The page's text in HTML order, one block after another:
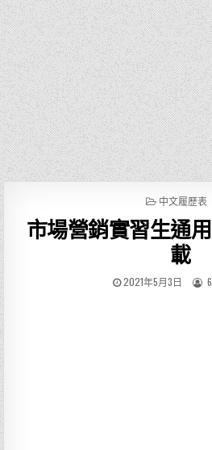
P
S
T
I
中文履歷表
市場營銷實習生通
載
2021年5月3日